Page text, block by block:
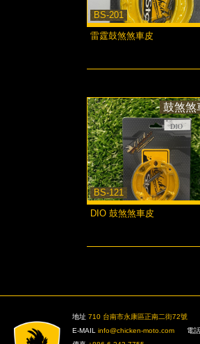
BS-201
雷霆鼓煞煞車皮
BS-121
鼓煞煞
DIO 鼓煞煞車皮
地址 710 台南市永康區正南二街72號
E-MAIL info@chicken-moto.com 電話